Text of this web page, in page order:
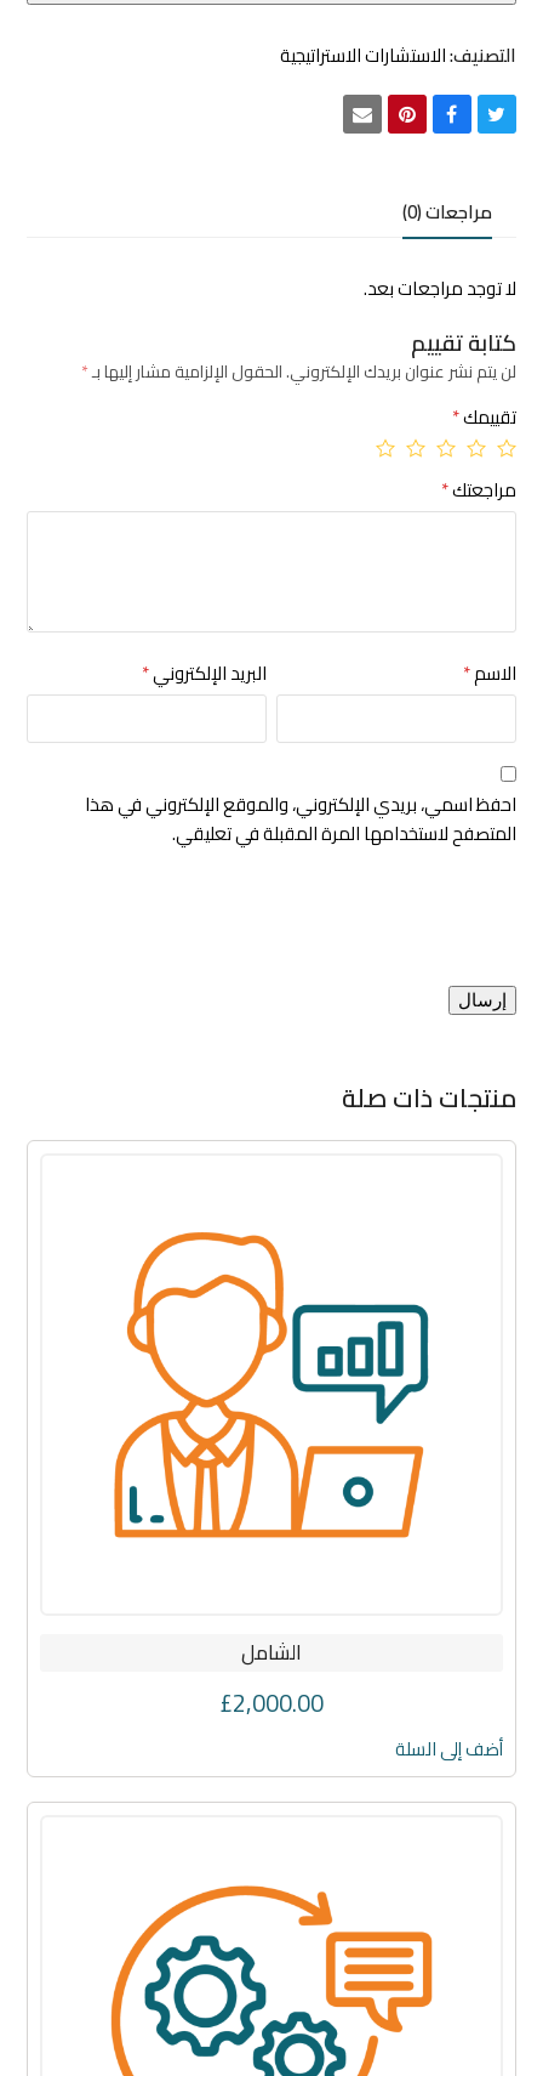
التصنيف:الاستشارات الاستراتيجية
Share
Share
Share
Share
مراجعات (0)
لا توجد مراجعات بعد.
كتابة تقييم
لن يتم نشر عنوان بريدك الإلكتروني.الحقول الإلزامية مشار إليها بـ*
تقييمك*
مراجعتك*
الاسم* البريد الإلكتروني*
احفظ اسمي، بريدي الإلكتروني، والموقع الإلكتروني في هذا
المتصفح لاستخدامها المرة المقبلة في تعليقي.
منتجات ذات صلة
الشامل
£2,000.00
أضف إلى السلة